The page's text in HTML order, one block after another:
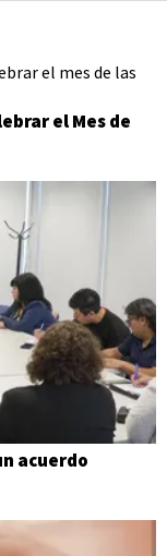
el Mes de
acuerdo